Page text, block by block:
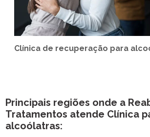
Clínica de recuperação para
Principais regiões onde a
Tratamentos atende Clínica
alcoólatras: